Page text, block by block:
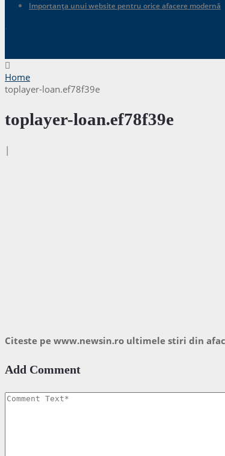
Importanța unui website pentru orice afacere modernă
.
Home
toplayer-loan.ef78f39e
toplayer-loan.ef78f39e
|
Citeste pe www.newsin.ro ultimele stiri din
Add Comment